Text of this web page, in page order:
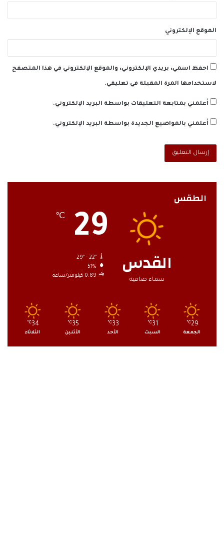
الموقع الإلكتروني
احفظ اسمي، بريدي الإلكتروني، والموقع الإلكتروني في هذا المتصفح
لاستخدامها المرة المقبلة في تعليقي.
أعلمني بمتابعة التعليقات بواسطة البريد الإلكتروني.
أعلمني بالمواضيع الجديدة بواسطة البريد الإلكتروني.
الطقس
القدس
سماء صافية
29
℃
29º - 22º
51%
0.89 كيلومتر/ساعة
29
℃
الجمعة
31
℃
السبت
33
℃
الأحد
35
℃
الأثنين
34
℃
الثلاثاء